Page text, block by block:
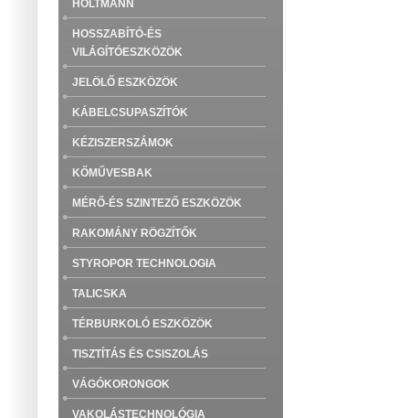
HOLTMANN
HOSSZABÍTÓ-ÉS
VILÁGÍTÓESZKÖZÖK
JELÖLŐ ESZKÖZÖK
KÁBELCSUPASZÍTÓK
KÉZISZERSZÁMOK
KŐMŰVESBAK
MÉRŐ-ÉS SZINTEZŐ ESZKÖZÖK
RAKOMÁNY RÖGZÍTŐK
STYROPOR TECHNOLOGIA
TALICSKA
TÉRBURKOLÓ ESZKÖZÖK
TISZTÍTÁS ÉS CSISZOLÁS
VÁGÓKORONGOK
VAKOLÁSTECHNOLÓGIA